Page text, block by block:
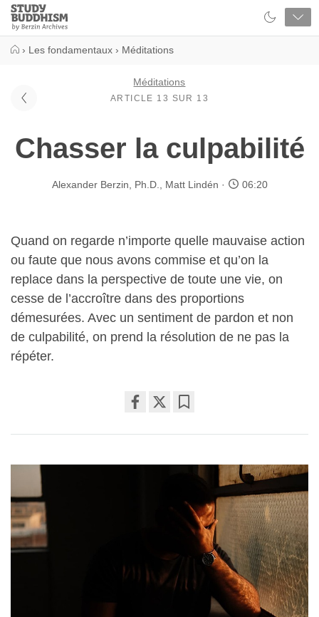
Close
Study
Buddhism
› Les fondamentaux › Méditations
Méditations
ARTICLE 13 SUR 13
Chasser la culpabilité
Alexander Berzin, Ph.D. Matt Lindén 06:20
Quand on regarde n’importe quelle mauvaise action
ou faute que nous avons commise et qu’on la
replace dans la perspective de toute une vie, on
cesse de l’accroître dans des proportions
démesurées. Avec un sentiment de pardon et non
de culpabilité, on prend la résolution de ne pas la
répéter.
on